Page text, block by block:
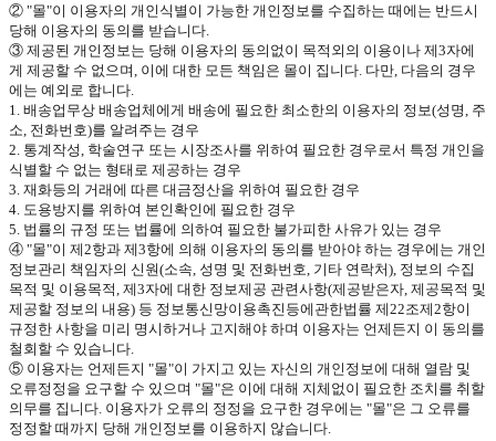
② "몰"이 이용자의 개인식별이 가능한 개인정보를 수집하는 때에는 반드시
당해 이용자의 동의를 받습니다
③ 제공된 개인정보는 당해 이용자의 동의없이 목적외의 이용이나 제3자에
게 제공할 수 없으며 이에 대한 모든 책임은 몰이 집니다 다만 다음의 경우
에는 예외로 합니다
1. 배송업무상 배송업체에게 배송에 필요한 최소한의 이용자의 정보(성명 주
소 전화번호)를 알려주는 경우
2. 통계작성 학술연구 또는 시장조사를 위하여 필요한 경우로서 특정 개인을
식별할 수 없는 형태로 제공하는 경우
3. 재화등의 거래에 따른 대금정산을 위하여 필요한 경우
4. 도용방지를 위하여 본인확인에 필요한 경우
5. 법률의 규정 또는 법률에 의하여 필요한 불가피한 사유가 있는 경우
④ "몰"이 제2항과 제3항에 의해 이용자의 동의를 받아야 하는 경우에는 개인
정보관리 책임자의 신원(소속 성명 및 전화번호 기타 연락처), 정보의 수집
목적 및 이용목적 제3자에 대한 정보제공 관련사항(제공받은자 제공목적 및
제공할 정보의 내용) 등 정보통신망이용촉진등에관한법률 제22조제2항이
규정한 사항을 미리 명시하거나 고지해야 하며 이용자는 언제든지 이 동의를
철회할 수 있습니다
⑤ 이용자는 언제든지 "몰"이 가지고 있는 자신의 개인정보에 대해 열람 및
오류정정을 요구할 수 있으며 "몰"은 이에 대해 지체없이 필요한 조치를 취할
의무를 집니다 이용자가 오류의 정정을 요구한 경우에는 "몰"은 그 오류를
정정할 때까지 당해 개인정보를 이용하지 않습니다